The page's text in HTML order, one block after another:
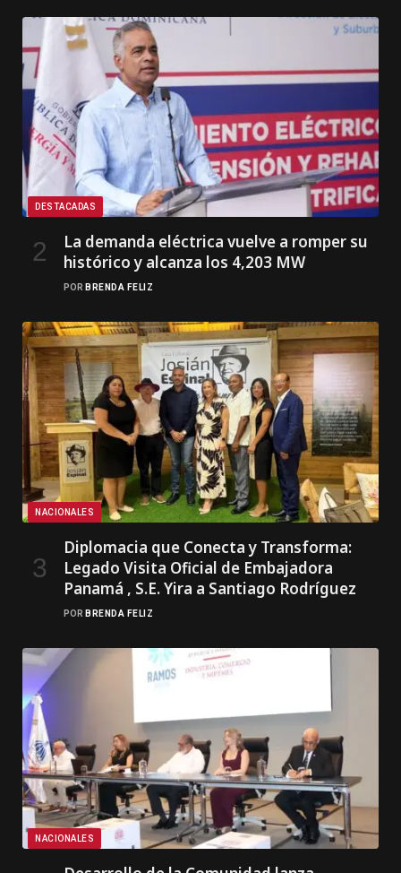
DESTACADAS
La demanda eléctrica vuelve a romper su
histórico y alcanza los 4,203 MW
POR BRENDA FELIZ
NACIONALES
Diplomacia que Conecta y Transforma:
Legado Visita Oficial de Embajadora
Panamá , S.E. Yira a Santiago Rodríguez
POR BRENDA FELIZ
NACIONALES